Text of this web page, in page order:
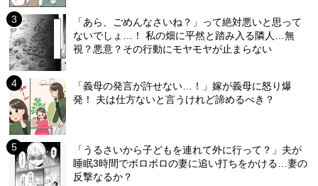
「あら、ごめんなさいね？」って絶対悪いと思って
ないでしょ…！ 私の畑に平然と踏み入る隣人…無
視？悪意？その行動にモヤモヤが止まらない
「義母の発言が許せない…！」嫁が義母に怒り爆
発！ 夫は仕方ないと言うけれど諦めるべき？
「うるさいから子どもを連れて外に行って？」夫が
睡眠3時間でボロボロの妻に追い打ちをかける…妻の
反撃なるか？